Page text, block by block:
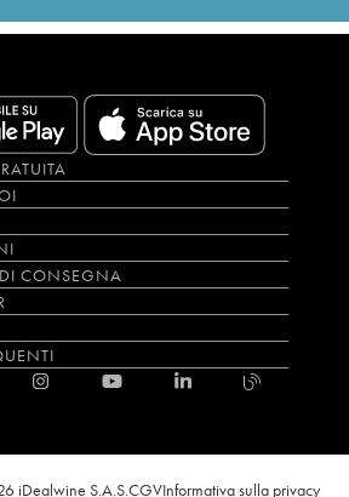
DI CONSEGNA
iDealwine S.A.S.CGVInformativa sulla privacy